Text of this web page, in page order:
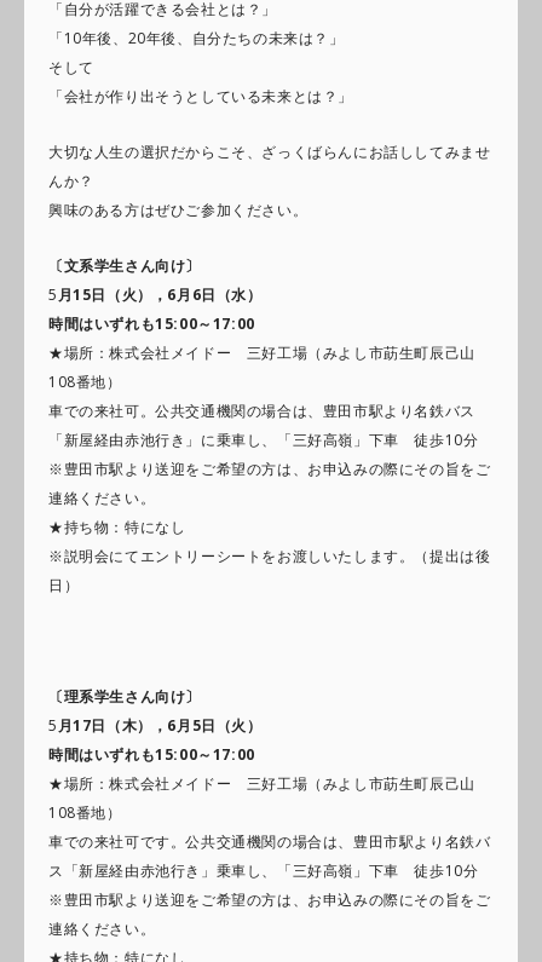
「自分が活躍できる会社とは？」
「10年後、20年後、自分たちの未来は？」
そして
「会社が作り出そうとしている未来とは？」
大切な人生の選択だからこそ、ざっくばらんにお話ししてみませ
んか？
興味のある方はぜひご参加ください。
〔文系学生さん向け〕
5月15日（火），6月6日（水）
時間はいずれも15:00～17:00
★場所：株式会社メイドー 三好工場（みよし市莇生町辰己山
108番地）
車での来社可。公共交通機関の場合は、豊田市駅より名鉄バス
「新屋経由赤池行き」に乗車し、「三好高嶺」下車 徒歩10分
※豊田市駅より送迎をご希望の方は、お申込みの際にその旨をご
連絡ください。
★持ち物：特になし
※説明会にてエントリーシートをお渡しいたします。（提出は後
日）
〔理系学生さん向け〕
5月17日（木），6月5日（火）
時間はいずれも15:00～17:00
★場所：株式会社メイドー 三好工場（みよし市莇生町辰己山
108番地）
車での来社可です。公共交通機関の場合は、豊田市駅より名鉄バ
ス「新屋経由赤池行き」乗車し、「三好高嶺」下車 徒歩10分
※豊田市駅より送迎をご希望の方は、お申込みの際にその旨をご
連絡ください。
★持ち物：特になし